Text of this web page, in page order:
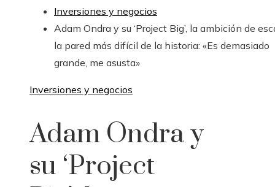
Inversiones y negocios
Adam Ondra y su ‘Project Big’, la ambición de
la pared más difícil de la historia: «Es demasiado
grande, me asusta»
Inversiones y negocios
Adam Ondra y
su ‘Project